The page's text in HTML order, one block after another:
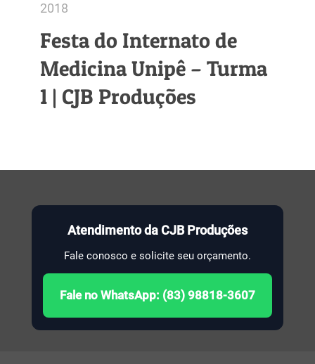
2018
Festa do Internato de
Medicina Unipê – Turma
1 | CJB Produções
Atendimento da CJB Produções
Fale conosco e solicite seu orçamento.
Fale no WhatsApp: (83) 98818-3607